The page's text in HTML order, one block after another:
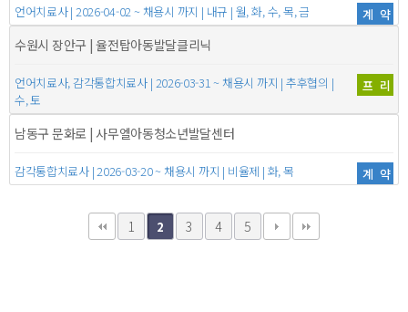
언어치료사 | 2026-04-02 ~ 채용시 까지 | 내규 | 월, 화, 수, 목, 금 계약
수원시 장안구 | 율전탑아동발달클리닉
언어치료사, 감각통합치료사 | 2026-03-31 ~ 채용시 까지 | 추후협의 |
수, 토
프리
남동구 문화로 | 사무엘아동청소년발달센터
감각통합치료사 | 2026-03-20 ~ 채용시 까지 | 비율제 | 화, 목 계약
1 2 3 4 5